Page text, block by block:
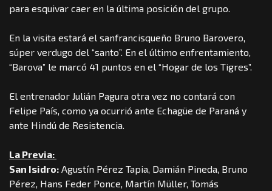
para esquivar caer en la última posición del grupo.
En la visita estará el sanfrancisqueño Bruno Barovero,
súper verdugo del “santo”. En el último enfrentamiento,
“Barova” le marcó 41 puntos en el “Hogar de los Tigres”.
El entrenador Julián Pagura otra vez no contará con
Felipe País, como ya ocurrió ante Echagüe de Paraná y
ante Hindú de Resistencia.
La Previa:
San Isidro: Agustín Pérez Tapia, Damián Pineda, Bruno
Pérez, Hans Feder Ponce, Martín Müller, Tomás